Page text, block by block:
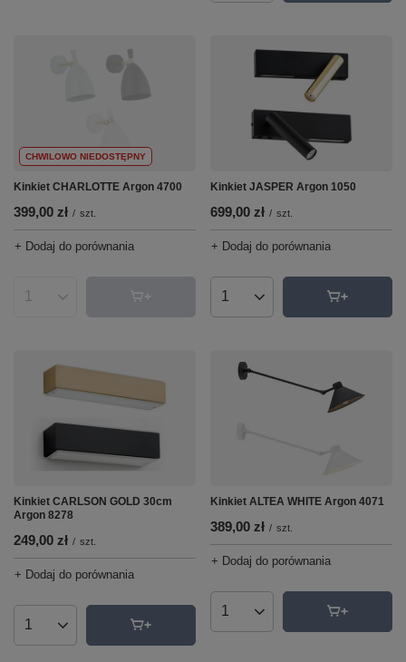
CHWILOWO NIEDOSTĘPNY
Kinkiet CHARLOTTE Argon 4700
399,00 zł / szt.
+ Dodaj do porównania
Ilość produktów
Kinkiet JASPER Argon 1050
699,00 zł / szt.
+ Dodaj do porównania
Ilość produktów
Kinkiet CARLSON GOLD 30cm
Argon 8278
249,00 zł / szt.
+ Dodaj do porównania
Ilość produktów
Kinkiet ALTEA WHITE Argon 4071
389,00 zł / szt.
+ Dodaj do porównania
Ilość produktów